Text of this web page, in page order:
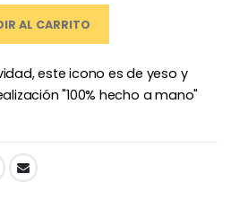
Vela de Novena para Sanación - 17,5 cm
6 Velas de Oración Color Blanco
AL CARRITO
este icono es de yeso y
"100% hecho a mano"